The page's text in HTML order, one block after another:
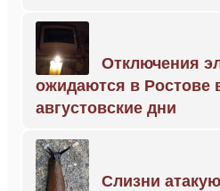
Отключения
ожидаются в Ростове
августовские дни
Слизни